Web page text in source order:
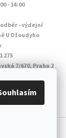
- 14:00
- výdejní
U Džoudyho
275
7/670, Praha 2